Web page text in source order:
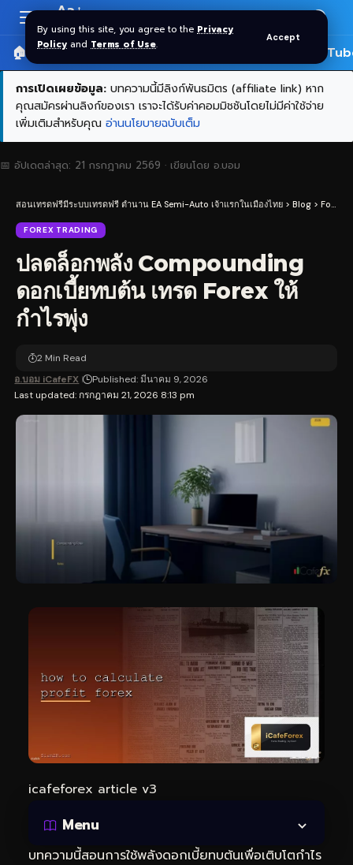
By using this site, you agree to the Privacy
Policy and Terms of Use.
Accept
Resizer
Aa
🏠 หน้าแรก ราคาทอง SPDR 🎬
การเปิดเผยข้อมูล: บทความนี้มีลิงก์พันธมิตร (affiliate link) หาก
คุณสมัครผ่านลิงก์ของเรา เราจะได้รับค่าคอมมิชชันโดยไม่มีค่าใช้จ่าย
เพิ่มเติมสำหรับคุณ อ่านนโยบายฉบับเต็ม
📅 อัปเดตล่าสุด: 21 กรกฎาคม 2569 · เขียนโดย อ.บอม
สอนเทรดฟรีมีระบบเทรดฟรี ตำนาน EA Semi-Auto เจ้าแรกในเมืองไทย > Blog > Forex Trading
FOREX TRADING
ปลดล็อกพลัง Compounding
ดอกเบี้ยทบต้น เทรด Forex ให้
กำไรพุ่ง
Last updated: กรกฎาคม 21, 2026 8:13 pm
อ.บอม iCafeFX Published: มีนาคม 9, 2026
2 Min Read
icafeforex article v3
Menu
บทความนี้สอนการใช้พลังดอกเบี้ยทบต้นเพื่อเติบโตกำไร